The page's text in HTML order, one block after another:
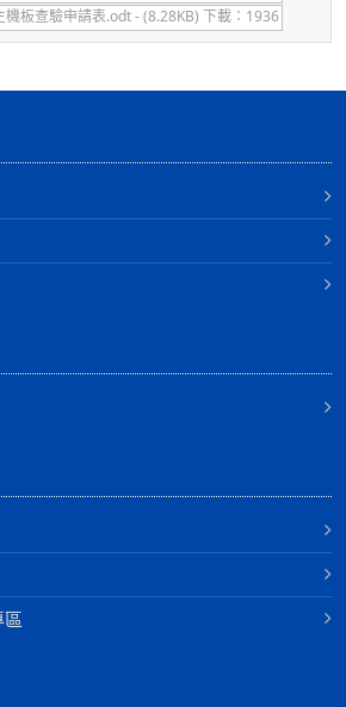
機板查驗申請表.odt - (8.28KB) 下載：1936